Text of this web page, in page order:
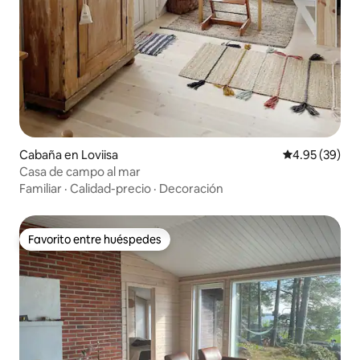
Cabaña en Loviisa Calificación
4.95 (39)
Casa de campo al mar
Familiar · Calidad-precio · Decoración
Favorito entre huéspedes
Favorito entre huéspedes